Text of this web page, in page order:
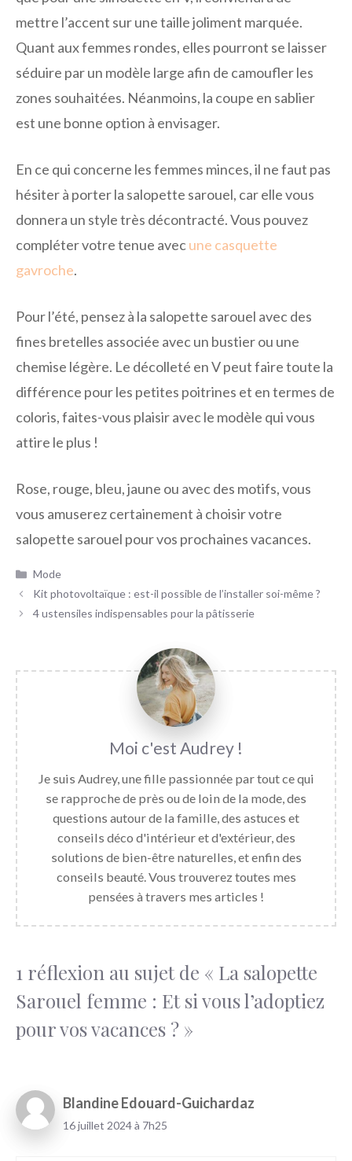
mettre l’accent sur une taille joliment marquée.
Quant aux femmes rondes, elles pourront se laisser
séduire par un modèle large afin de camoufler les
zones souhaitées. Néanmoins, la coupe en sablier
est une bonne option à envisager.
En ce qui concerne les femmes minces, il ne faut pas
hésiter à porter la salopette sarouel, car elle vous
donnera un style très décontracté. Vous pouvez
compléter votre tenue avecune casquette
gavroche.
Pour l’été, pensez à la salopette sarouel avec des
fines bretelles associée avec un bustier ou une
chemise légère. Le décolleté en V peut faire toute la
différence pour les petites poitrines et en termes de
coloris, faites-vous plaisir avec le modèle qui vous
attire le plus !
Rose, rouge, bleu, jaune ou avec des motifs, vous
vous amuserez certainement à choisir votre
salopette sarouel pour vos prochaines vacances.
Catégories
Mode
Kit photovoltaïque : est-il possible de l’installer soi-même ?
4 ustensiles indispensables pour la pâtisserie
Audrey
Je suis Audrey, une fille passionnée par tout ce qui
se rapproche de près ou de loin de la mode, des
questions autour de la famille, des astuces et
conseils déco d'intérieur et d'extérieur, des
solutions de bien-être naturelles, et enfin des
conseils beauté. Vous trouverez toutes mes
pensées à travers mes articles !
1 réflexion au sujet de « La salopette
Sarouel femme : Et si vous l’adoptiez
pour vos vacances ? »
Blandine Edouard-Guichardaz
16 juillet 2024 à 7h25